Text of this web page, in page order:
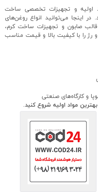
اولیه و تجهیزات تخصصی ساخت
اینجا می‌توانید انواع روغن‌های
صابون و تجهیزات ساخت کرم،
رژ را با کیفیت بالا و قیمت مناسب
و کارگاه‌های صنعتی
بهترین مواد اولیه شروع کنید.